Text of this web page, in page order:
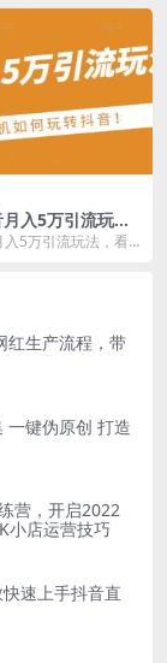
月入5万引流玩
机如何玩转抖音
入5万引流玩法，看
红生产流程，带
一键伪原创 打造
营，开启2022
小店运营技巧
速上手抖音直